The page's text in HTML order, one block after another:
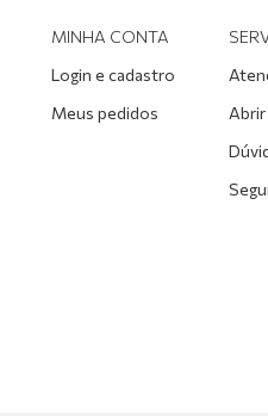
MINHA CONTA
Login e cadastro
Meus pedidos